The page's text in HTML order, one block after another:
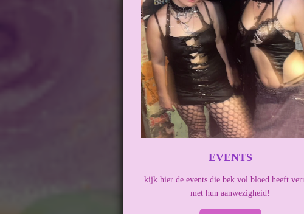
EVENTS
kijk hier de events die bek vol bloed heeft
met hun aanwezigheid!